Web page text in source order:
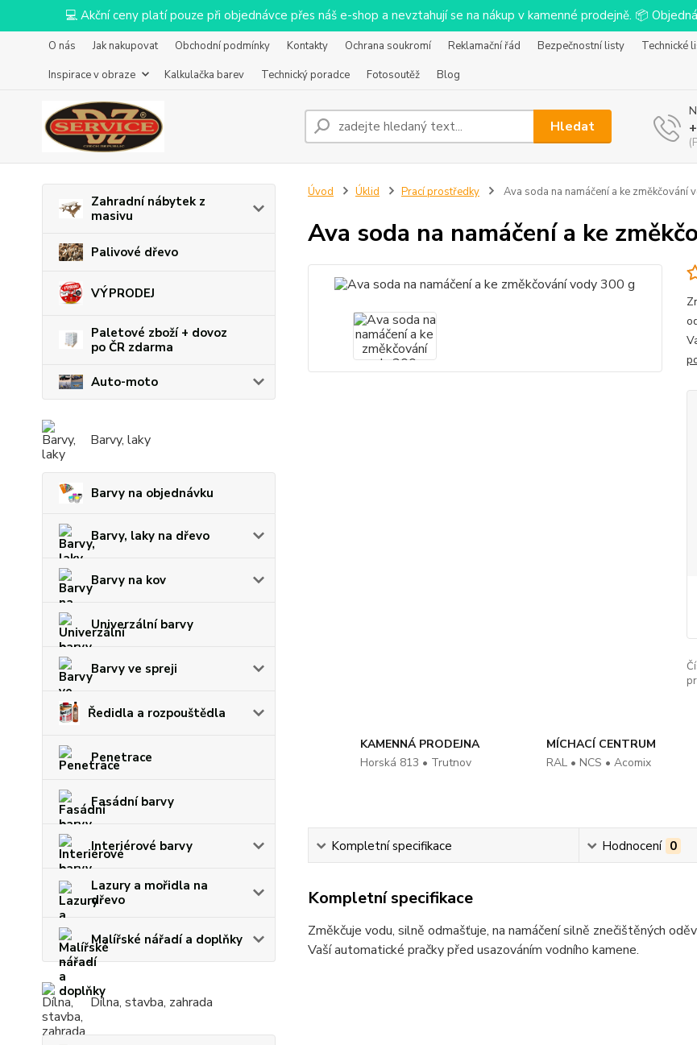
💻 Akční ceny platí pouze při objednávce přes náš e-shop a nevztahují se na nákup v kamenné prodejně. 📦
O nás Jak nakupovat Obchodní podmínky Kontakty Ochrana soukromí Reklamační řád Bezpečnostní listy Technické
Inspirace v obraze
Kalkulačka barev Technický poradce Fotosoutěž Blog
Hledat
Zahradní nábytek z
masivu
Palivové dřevo
VÝPRODEJ
Paletové zboží + dovoz
po ČR zdarma
Auto-moto
Barvy, laky
Barvy na objednávku
Barvy, laky na dřevo
Barvy na kov
Univerzální barvy
Barvy ve spreji
Ředidla a rozpouštědla
Penetrace
Fasádní barvy
Interiérové barvy
Lazury a mořidla na
dřevo
Malířské nářadí a doplňky
Dílna, stavba, zahrada
Úvod Úklid Prací prostředky Ava soda na namáčení a ke změkčování
Ava soda na namáčení a ke
KAMENNÁ PRODEJNA
Horská 813 • Trutnov
MÍCHACÍ CENTRUM
RAL • NCS • Acomix
Kompletní specifikace Hodnocení 0
Kompletní specifikace
Změkčuje vodu, silně odmašťuje, na namáčení silně znečištěných
Vaší automatické pračky před usazováním vodního kamene.